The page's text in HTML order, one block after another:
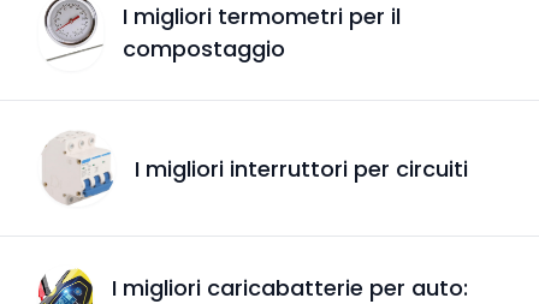
I migliori termometri per il
compostaggio
I migliori interruttori per circuiti
I migliori caricabatterie per auto: